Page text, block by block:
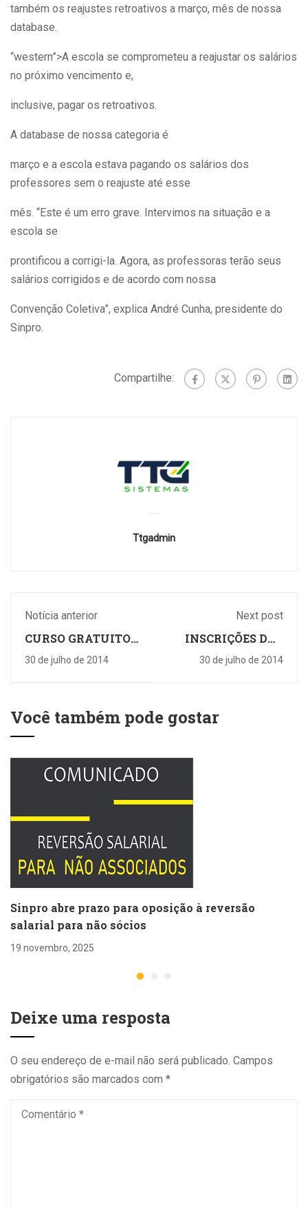
também os reajustes retroativos a março, mês de nossa
database.
“western”>A escola se comprometeu a reajustar os salários
no próximo vencimento e,
inclusive, pagar os retroativos.
A database de nossa categoria é
março e a escola estava pagando os salários dos
professores sem o reajuste até esse
mês. “Este é um erro grave. Intervimos na situação e a
escola se
prontificou a corrigi-la. Agora, as professoras terão seus
salários corrigidos e de acordo com nossa
Convenção Coletiva”, explica André Cunha, presidente do
Sinpro.
Compartilhe:
Ttgadmin
Notícia anterior
CURSO GRATUITO
PARA
30 de julho de 2014
Next post
INSCRIÇÕES DAS
PEDAGÓGICAS
30 de julho de 2014
Você também pode gostar
Sinpro abre prazo para oposição à reversão
salarial para não sócios
19 novembro, 2025
Deixe uma resposta
O seu endereço de e-mail não será publicado. Campos
obrigatórios são marcados com *